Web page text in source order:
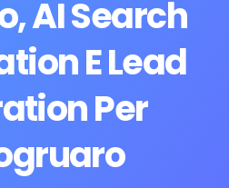
AI Search
E Lead
Per